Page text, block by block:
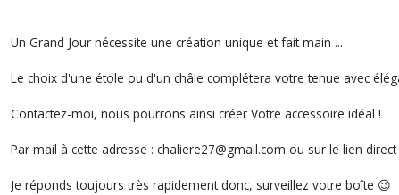
Un Grand Jour nécessite une création unique et fait main ...
Le choix d'une étole ou d'un châle complétera votre tenue avec
Contactez-moi, nous pourrons ainsi créer Votre accessoire idéal !
Par mail à cette adresse : chaliere27@gmail.com ou sur le lien
Je réponds toujours très rapidement donc, surveillez votre boîte 😉